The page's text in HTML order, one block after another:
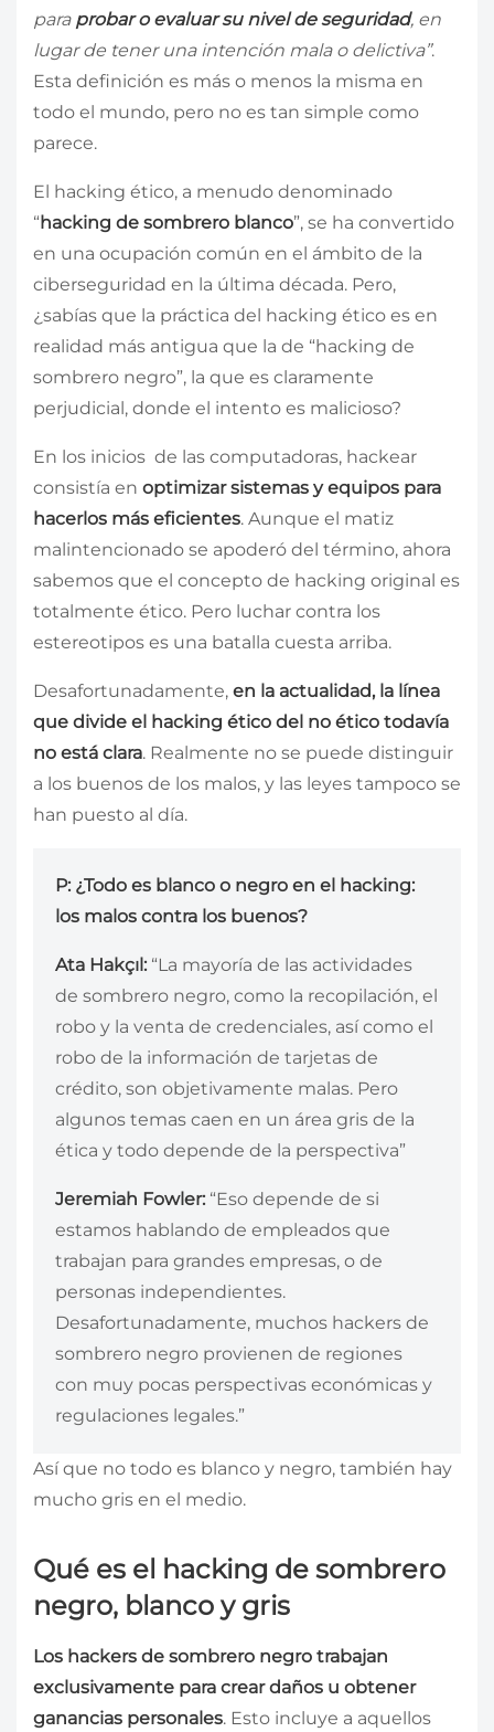
para probar o evaluar su nivel de seguridad, en
lugar de tener una intención mala o delictiva”.
Esta definición es más o menos la misma en
todo el mundo, pero no es tan simple como
parece.
El hacking ético, a menudo denominado
“hacking de sombrero blanco”, se ha convertido
en una ocupación común en el ámbito de la
ciberseguridad en la última década. Pero,
¿sabías que la práctica del hacking ético es en
realidad más antigua que la de “hacking de
sombrero negro”, la que es claramente
perjudicial, donde el intento es malicioso?
En los inicios de las computadoras, hackear
consistía en optimizar sistemas y equipos para
hacerlos más eficientes. Aunque el matiz
malintencionado se apoderó del término, ahora
sabemos que el concepto de hacking original es
totalmente ético. Pero luchar contra los
estereotipos es una batalla cuesta arriba.
Desafortunadamente, en la actualidad, la línea
que divide el hacking ético del no ético todavía
no está clara. Realmente no se puede distinguir
a los buenos de los malos, y las leyes tampoco se
han puesto al día.
P: ¿Todo es blanco o negro en el hacking:
los malos contra los buenos?
Ata Hakçıl: “La mayoría de las actividades
de sombrero negro, como la recopilación, el
robo y la venta de credenciales, así como el
robo de la información de tarjetas de
crédito, son objetivamente malas. Pero
algunos temas caen en un área gris de la
ética y todo depende de la perspectiva”
Jeremiah Fowler: “Eso depende de si
estamos hablando de empleados que
trabajan para grandes empresas, o de
personas independientes.
Desafortunadamente, muchos hackers de
sombrero negro provienen de regiones
con muy pocas perspectivas económicas y
regulaciones legales.”
Así que no todo es blanco y negro, también hay
mucho gris en el medio.
Qué es el hacking de sombrero
negro, blanco y gris
Los hackers de sombrero negro trabajan
exclusivamente para crear daños u obtener
ganancias personales. Esto incluye a aquellos